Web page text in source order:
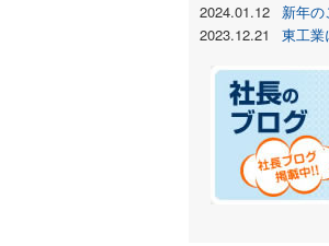
2024.01.12
新年
2023.12.21
東工業